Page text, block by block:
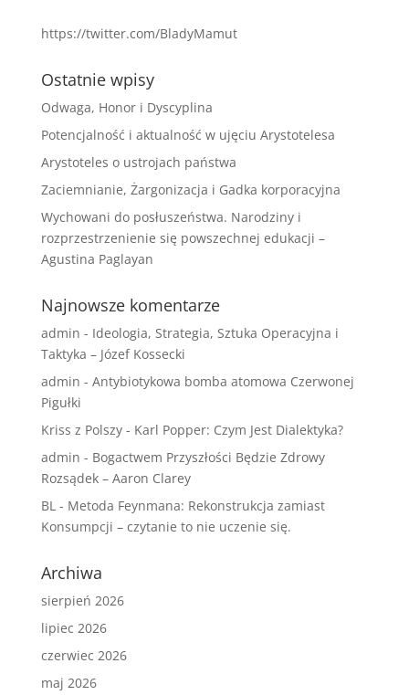
https://twitter.com/BladyMamut
Ostatnie wpisy
Odwaga, Honor i Dyscyplina
Potencjalność i aktualność w ujęciu Arystotelesa
Arystoteles o ustrojach państwa
Zaciemnianie, Żargonizacja i Gadka korporacyjna
Wychowani do posłuszeństwa. Narodziny i
rozprzestrzenienie się powszechnej edukacji –
Agustina Paglayan
Najnowsze komentarze
admin - Ideologia, Strategia, Sztuka Operacyjna i
Taktyka – Józef Kossecki
admin - Antybiotykowa bomba atomowa Czerwonej
Pigułki
Kriss z Polszy- Karl Popper: Czym Jest Dialektyka?
admin - Bogactwem Przyszłości Będzie Zdrowy
Rozsądek – Aaron Clarey
BL- Metoda Feynmana: Rekonstrukcja zamiast
Konsumpcji – czytanie to nie uczenie się.
Archiwa
sierpień 2026
lipiec 2026
czerwiec 2026
maj 2026